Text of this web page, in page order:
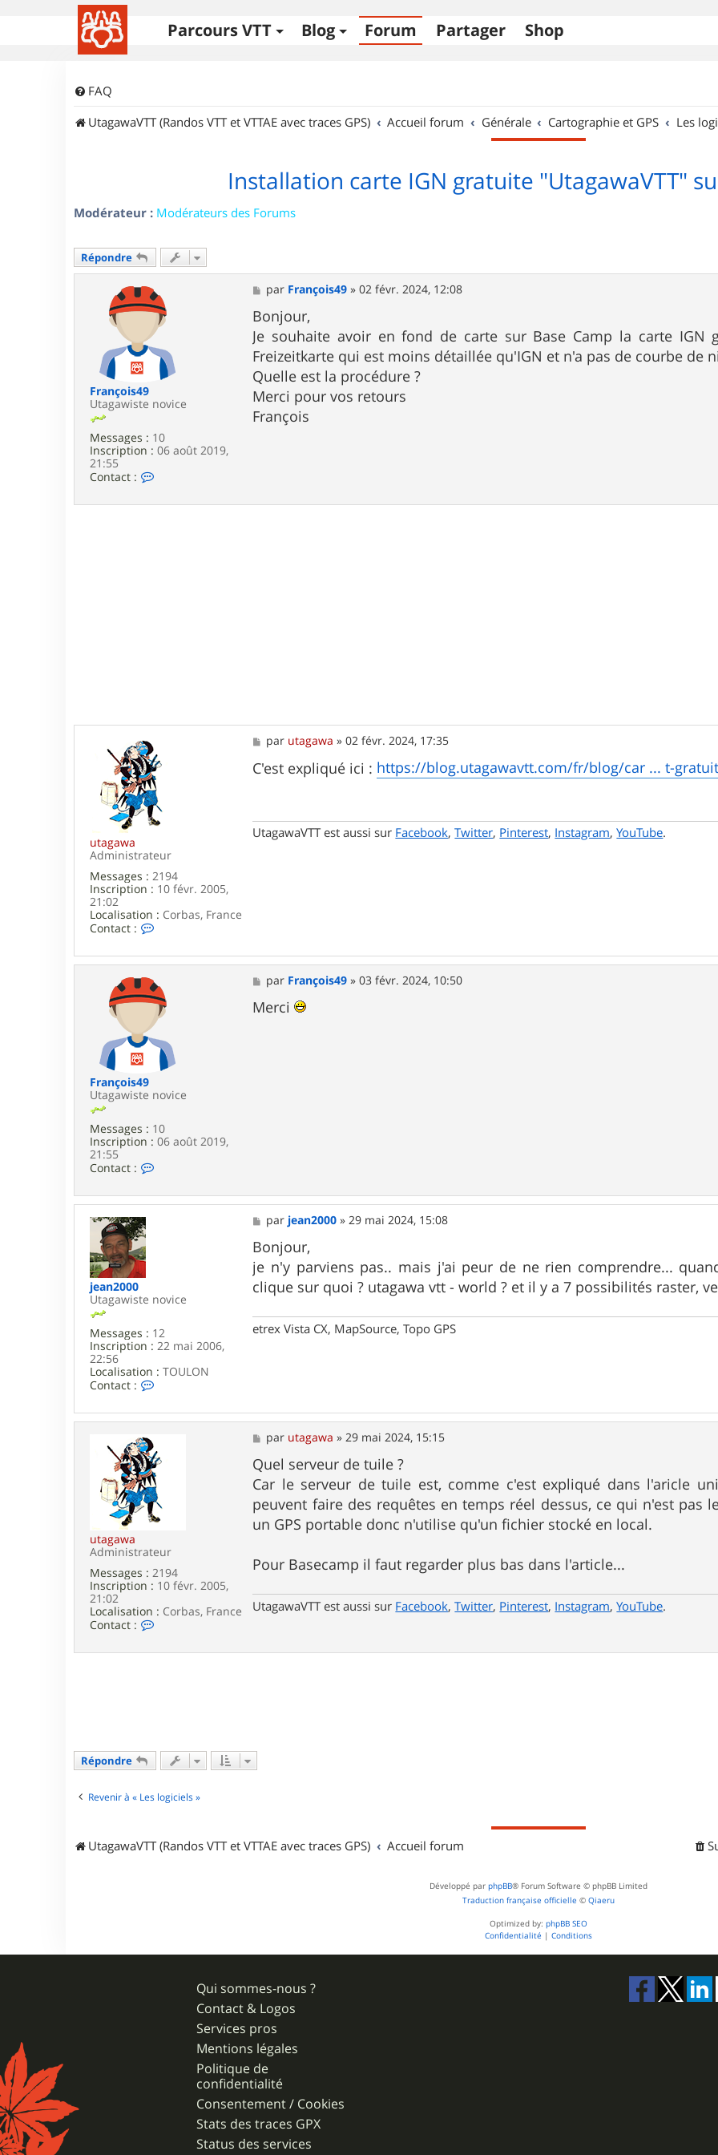
Parcours VTT Blog Forum Partager Shop
FAQ
UtagawaVTT (Randos VTT et VTTAE avec traces GPS)
Accueil forum Générale Cartographie et GPS Les
Installation carte IGN gratuite "UtagawaVTT"
Modérateur : Modérateurs des Forums
Répondre
François49
Utagawiste novice
Messages : 10
Inscription : 06 août 2019,
21:55
Contact :
M
e
s
s
a
g
e
par François49 »02 févr. 2024, 12:08
Bonjour,
Je souhaite avoir en fond de carte sur Base Camp la carte IGN
Freizeitkarte qui est moins détaillée qu'IGN et n'a pas de courbe de
Quelle est la procédure ?
Merci pour vos retours
François
utagawa
Administrateur
Messages : 2194
Inscription : 10 févr. 2005,
21:02
Localisation : Corbas, France
Contact :
n
t
c
t
e
u
t
a
a
M
e
s
s
par utagawa »02 févr. 2024, 17:35
C'est expliqué ici : https://blog.utagawavtt.com/fr/blog/car ... t-
UtagawaVTT est aussi sur Facebook,Twitter, Pinterest, Instagram,YouTube.
François49
Utagawiste novice
Messages : 10
Inscription : 06 août 2019,
21:55
Contact :
t
r
a
ç
o
s
M
e
s
s
par François49 »03 févr. 2024, 10:50
Merci
jean2000
Utagawiste novice
Messages : 12
Inscription : 22 mai 2006,
22:56
Localisation : TOULON
Contact :
n
t
c
t
e
r
j
e
a
2
0
0
M
e
s
s
a
g
e
par jean2000 »29 mai 2024, 15:08
Bonjour,
je n'y parviens pas.. mais j'ai peur de ne rien comprendre...
clique sur quoi ? utagawa vtt - world ? et il y a 7 possibilités raster,
etrex Vista CX, MapSource, Topo GPS
utagawa
Administrateur
Messages : 2194
Inscription : 10 févr. 2005,
21:02
Localisation : Corbas, France
Contact :
t
a
w
M
e
s
s
a
g
e
par utagawa »29 mai 2024, 15:15
Quel serveur de tuile ?
Car le serveur de tuile est, comme c'est expliqué dans l'aricle
peuvent faire des requêtes en temps réel dessus, ce qui n'est pas
un GPS portable donc n'utilise qu'un fichier stocké en local.
Pour Basecamp il faut regarder plus bas dans l'article...
UtagawaVTT est aussi sur Facebook,Twitter, Pinterest, Instagram,YouTube.
Répondre
Revenir à « Les logiciels »
UtagawaVTT (Randos VTT et VTTAE avec traces GPS) Accueil forum
Développé par phpBB® Forum Software © phpBB Limited
Traduction française officielle © Qiaeru
Optimized by: phpBB SEO
Confidentialité | Conditions
Qui sommes-nous ?
Contact & Logos
Services pros
Mentions légales
Politique de
confidentialité
Consentement / Cookies
Stats des traces GPX
Status des services